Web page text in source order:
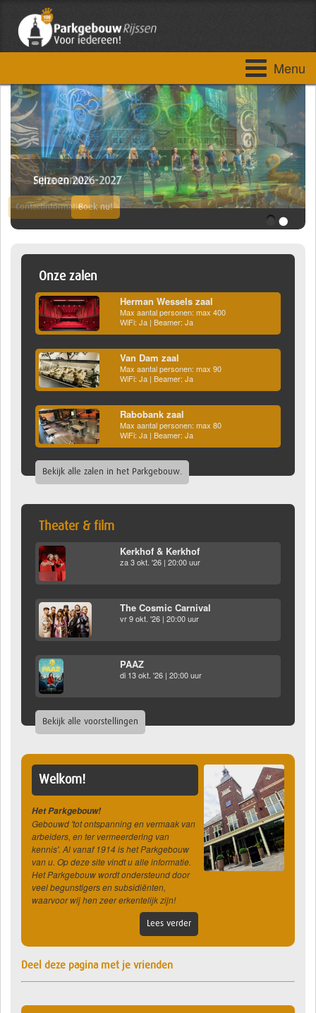
Menu
Fijne zomer!
Contactinformatie
Seizoen 2026-2027
Boek nu! ••
Onze zalen
Herman Wessels zaal
Max aantal personen: max 400
WiFi: Ja | Beamer: Ja
Van Dam zaal
Max aantal personen: max 90
WiFi: Ja | Beamer: Ja
Rabobank zaal
Max aantal personen: max 80
WiFi: Ja | Beamer: Ja
Bekijk alle zalen in het Parkgebouw.
Theater & film
Kerkhof & Kerkhof
za 3 okt. '26 | 20:00 uur
The Cosmic Carnival
vr 9 okt. '26 | 20:00 uur
PAAZ
di 13 okt. '26 | 20:00 uur
Bekijk alle voorstellingen
Welkom!
Het Parkgebouw!
Gebouwd 'tot ontspanning en vermaak van
arbeiders, en ter vermeerdering van
kennis'. Al vanaf 1914 is het Parkgebouw
van u. Op deze site vindt u alle informatie.
Het Parkgebouw wordt ondersteund door
veel begunstigers en subsidiënten,
waarvoor wij hen zeer erkentelijk zijn!
Lees verder
Deel deze pagina met je vrienden